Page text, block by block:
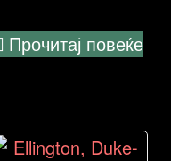
Прочитај повеќе